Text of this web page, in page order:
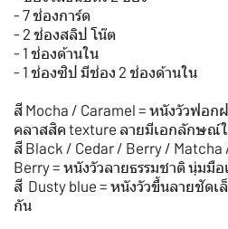
- 7 ช่องการ์ด
- 2 ช่องสลิป โน๊ต
- 1 ช่องด้านใน
- 1 ช่องซิป มีช่อง 2 ช่องด้านใน
สี Mocha / Caramel = หนังวัวฟอก
คลาสสิค texture ลายมีเอกลักษณ์
สี Black / Cedar / Berry /
Berry = หนังวัวลายธรรมชาติ นุ่มมื
สี Dusty blue = หนังวัวขึ้นลายชัดเ
กัน